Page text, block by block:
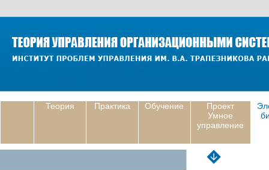
Теория Практика Обучение
Проект
Умное
управление